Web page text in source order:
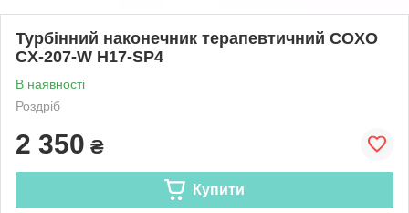
Турбінний наконечник терапевтичний COXO
CX-207-W H17-SP4
В наявності
Роздріб
2 350 ₴
Купити